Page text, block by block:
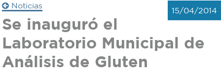
Defensa
civil
Trámites
Transparencia
Noticias
15/04/2014
Se inauguró el
Laboratorio Municipal de
Análisis de Gluten